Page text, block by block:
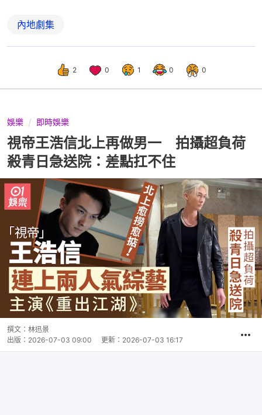
內地劇集
2 0 1 0 0
娛樂 即時娛樂
視帝王浩信北上再做男一 拍攝超負荷
殺青日急送院：差點扛不住
撰文： 林迅景
出版： 2026-07-03 09:00 更新： 2026-07-03 16:17